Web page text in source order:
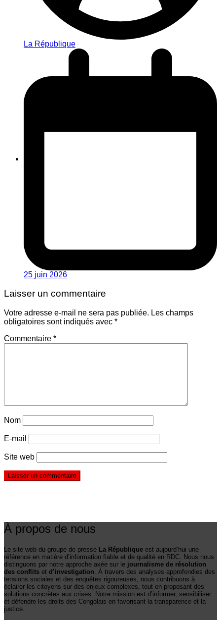
La République
25 juin 2026
Laisser un commentaire
Votre adresse e-mail ne sera pas publiée. Les champs
obligatoires sont indiqués avec *
Commentaire *
Nom
E-mail
Site web
À propos de nous
Le site web du groupe de presse La République est aujourd’hui une
référence en matière d’information fiable et de qualité en RDC. Nous nous
distinguons par notre approche axée sur le journalisme de résolution
des conflits et d’investigation. À travers des analyses approfondies des
tensions sociales et des enquêtes rigoureuses, nous contribuons à
éclairer les citoyens sur des enjeux complexes, tout en proposant des
solutions concrètes aux crises. Notre mission est d’informer, sensibiliser
et défendre les droits des Congolais en favorisant la transparence et la
justice.